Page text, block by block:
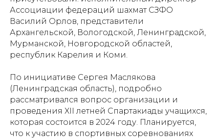
Ассоциации федераций шахмат СЗФО
Василий Орлов, представители
Архангельской, Вологодской, Ленинградской,
Мурманской, Новгородской областей,
республик Карелия и Коми.
По инициативе Сергея Маслякова
(Ленинградская область), подробно
рассматривался вопрос организации и
проведения XII летней Спартакиады учащихся,
которая состоится в 2024 году. Планируется,
что к участию в спортивных соревнованиях